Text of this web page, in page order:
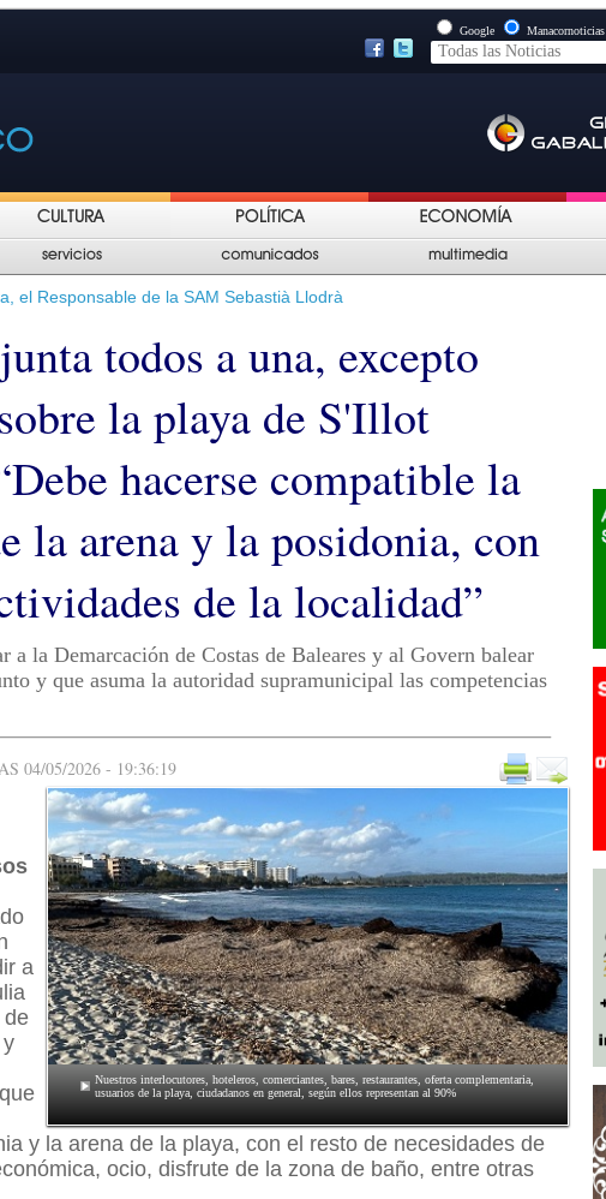
Google Manacornoticias
el Responsable de la SAM Sebastià Llodrà
todos a una, excepto
la playa de S'Illot
hacerse compatible la
la arena y la posidonia, con
de la localidad”
a la Demarcación de Costas de Baleares y al Govern balear
y que asuma la autoridad supramunicipal las competencias
04/05/2026 - 19:36:19
Nuestros interlocutores, hoteleros, comerciantes, bares, restaurantes, oferta complementaria,
usuarios de la playa, ciudadanos en general, según ellos representan al 90%
a
de
y la arena de la playa, con el resto de necesidades de
ocio, disfrute de la zona de baño, entre otras